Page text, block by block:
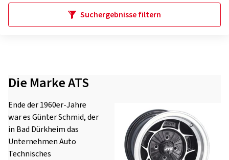
Suchergebnisse filtern
Die Marke ATS
Ende der 1960er-Jahre
war es Günter Schmid, der
in Bad Dürkheim das
Unternehmen Auto
Technisches